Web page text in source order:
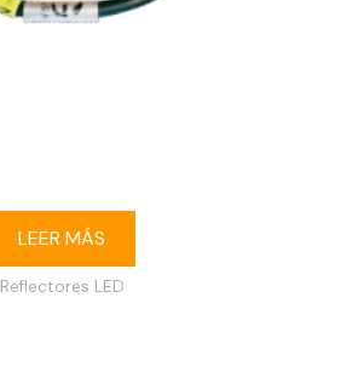
LEER MÁS
Reflectores LED